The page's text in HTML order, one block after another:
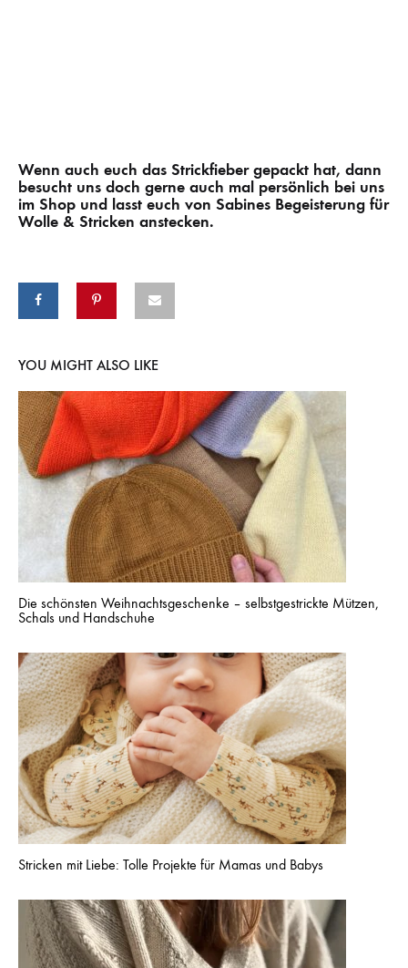
Wenn auch euch das Strickfieber gepackt hat, dann
besucht uns doch gerne auch mal persönlich bei uns
im Shop und lasst euch von Sabines Begeisterung für
Wolle & Stricken anstecken.
YOU MIGHT ALSO LIKE
Die schönsten Weihnachtsgeschenke – selbstgestrickte Mützen,
Schals und Handschuhe
Stricken mit Liebe: Tolle Projekte für Mamas und Babys